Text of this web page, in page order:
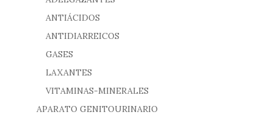
ANTIÁCIDOS
ANTIDIARREICOS
GASES
LAXANTES
VITAMINAS-MINERALES
APARATO GENITOURINARIO